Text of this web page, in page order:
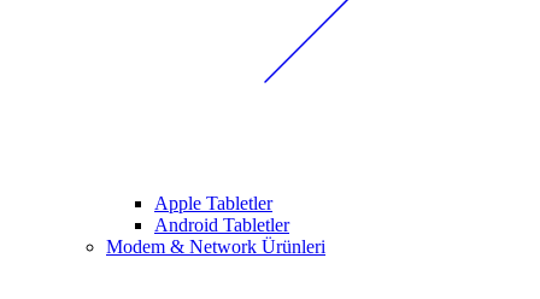
Apple Tabletler
Android Tabletler
Modem & Network Ürünleri